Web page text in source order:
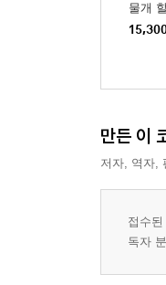
물개
만든 이
저자, 역자,
접수
독자